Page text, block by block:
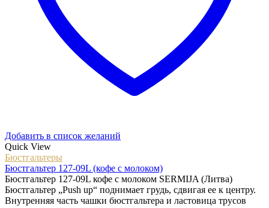
Добавить в список желаний
Quick View
Бюстгальтеры
Бюстгальтер 127-09L (кофе с молоком)
Бюстгальтер 127-09L кофе с молоком SERMIJA (Литва)
Бюстгальтер „Push up“ поднимает грудь, сдвигая ее к центру.
Внутренняя часть чашки бюстгальтера и ластовица трусов